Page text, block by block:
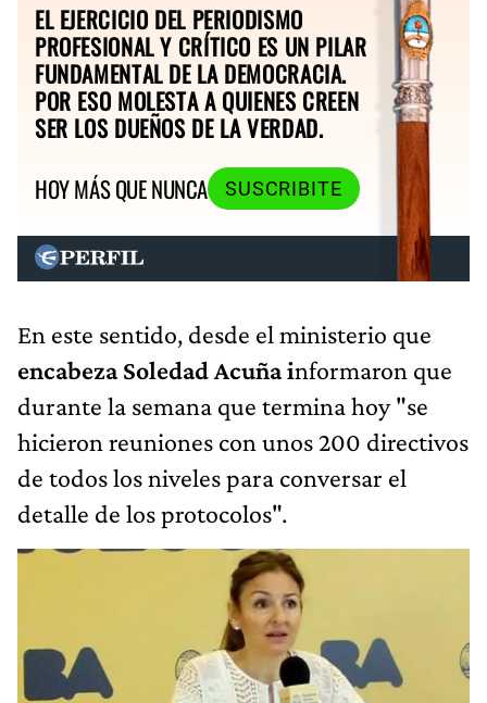
EL EJERCICIO DEL PERIODISMO
PROFESIONAL Y CRÍTICO ES UN PILAR
FUNDAMENTAL DE LA DEMOCRACIA.
POR ESO MOLESTA A QUIENES CREEN
SER LOS DUEÑOS DE LA VERDAD.
HOY MÁS QUE NUNCA
SUSCRIBITE
En este sentido, desde el ministerio que
encabeza Soledad Acuña informaron que
durante la semana que termina hoy "se
hicieron reuniones con unos 200 directivos
de todos los niveles para conversar el
detalle de los protocolos".